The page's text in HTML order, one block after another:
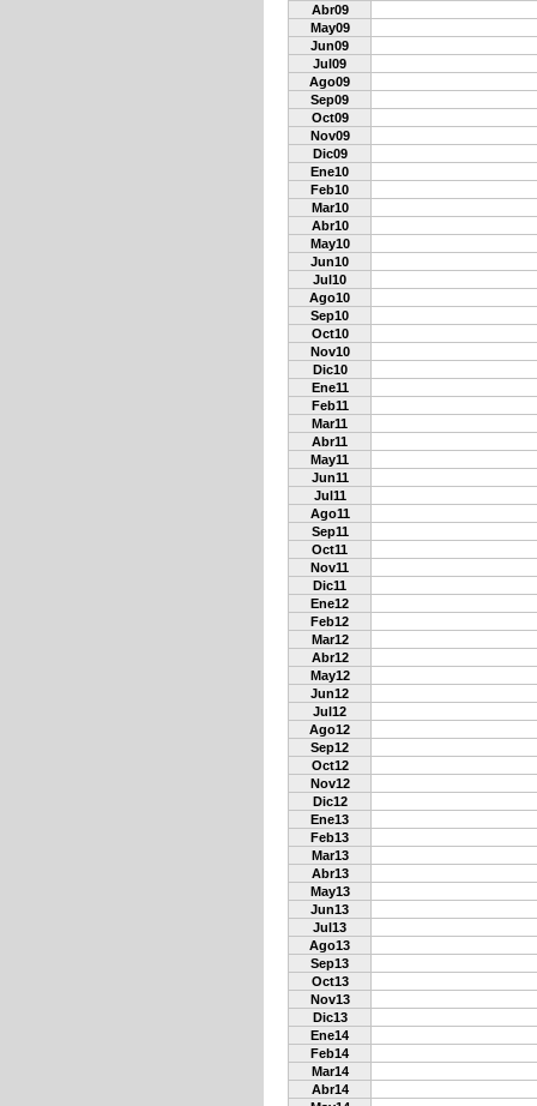
Abr09
May09
Jun09
Jul09
Ago09
Sep09
Oct09
Nov09
Dic09
Ene10
Feb10
Mar10
Abr10
May10
Jun10
Jul10
Ago10
Sep10
Oct10
Nov10
Dic10
Ene11
Feb11
Mar11
Abr11
May11
Jun11
Jul11
Ago11
Sep11
Oct11
Nov11
Dic11
Ene12
Feb12
Mar12
Abr12
May12
Jun12
Jul12
Ago12
Sep12
Oct12
Nov12
Dic12
Ene13
Feb13
Mar13
Abr13
May13
Jun13
Jul13
Ago13
Sep13
Oct13
Nov13
Dic13
Ene14
Feb14
Mar14
Abr14